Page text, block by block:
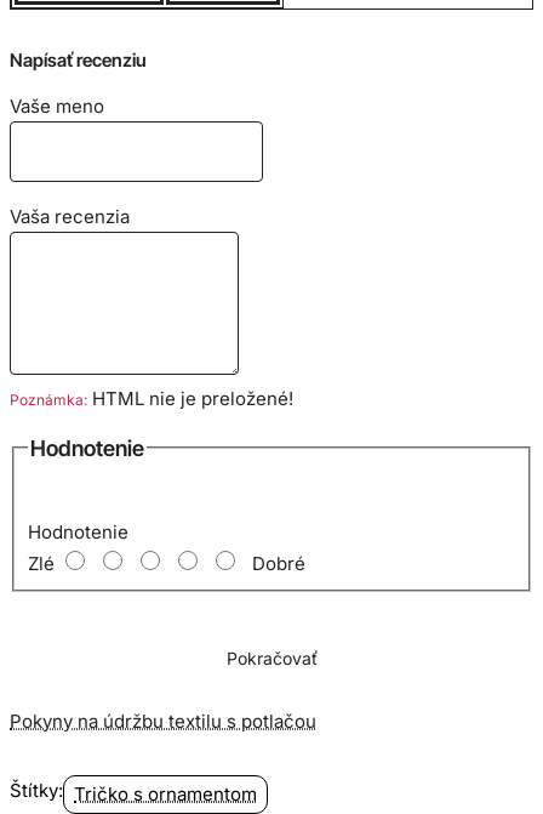
sú pohodlné a odolné proti opotrebeniu.
Napísať recenziu
Vaše meno
Vaša recenzia
Poznámka: HTML nie je preložené!
Hodnotenie
Hodnotenie
Zlé
Dobré
Pokračovať
Pokyny na údržbu textilu s potlačou
Štítky: Tričko s ornamentom